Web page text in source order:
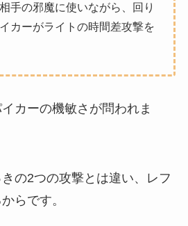
手の邪魔に使いながら、回り
カーがライトの時間差攻撃を
カーの機敏さが問われま
の2つの攻撃とは違い、レフ
らです。